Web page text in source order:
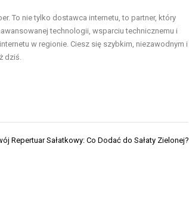
To nie tylko dostawca internetu, to partner, który
technologii, wsparciu technicznemu i
w regionie. Ciesz się szybkim, niezawodnym i
dziś.
Repertuar Sałatkowy: Co Dodać do Sałaty Zielonej?